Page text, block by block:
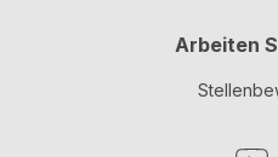
Arbeiten